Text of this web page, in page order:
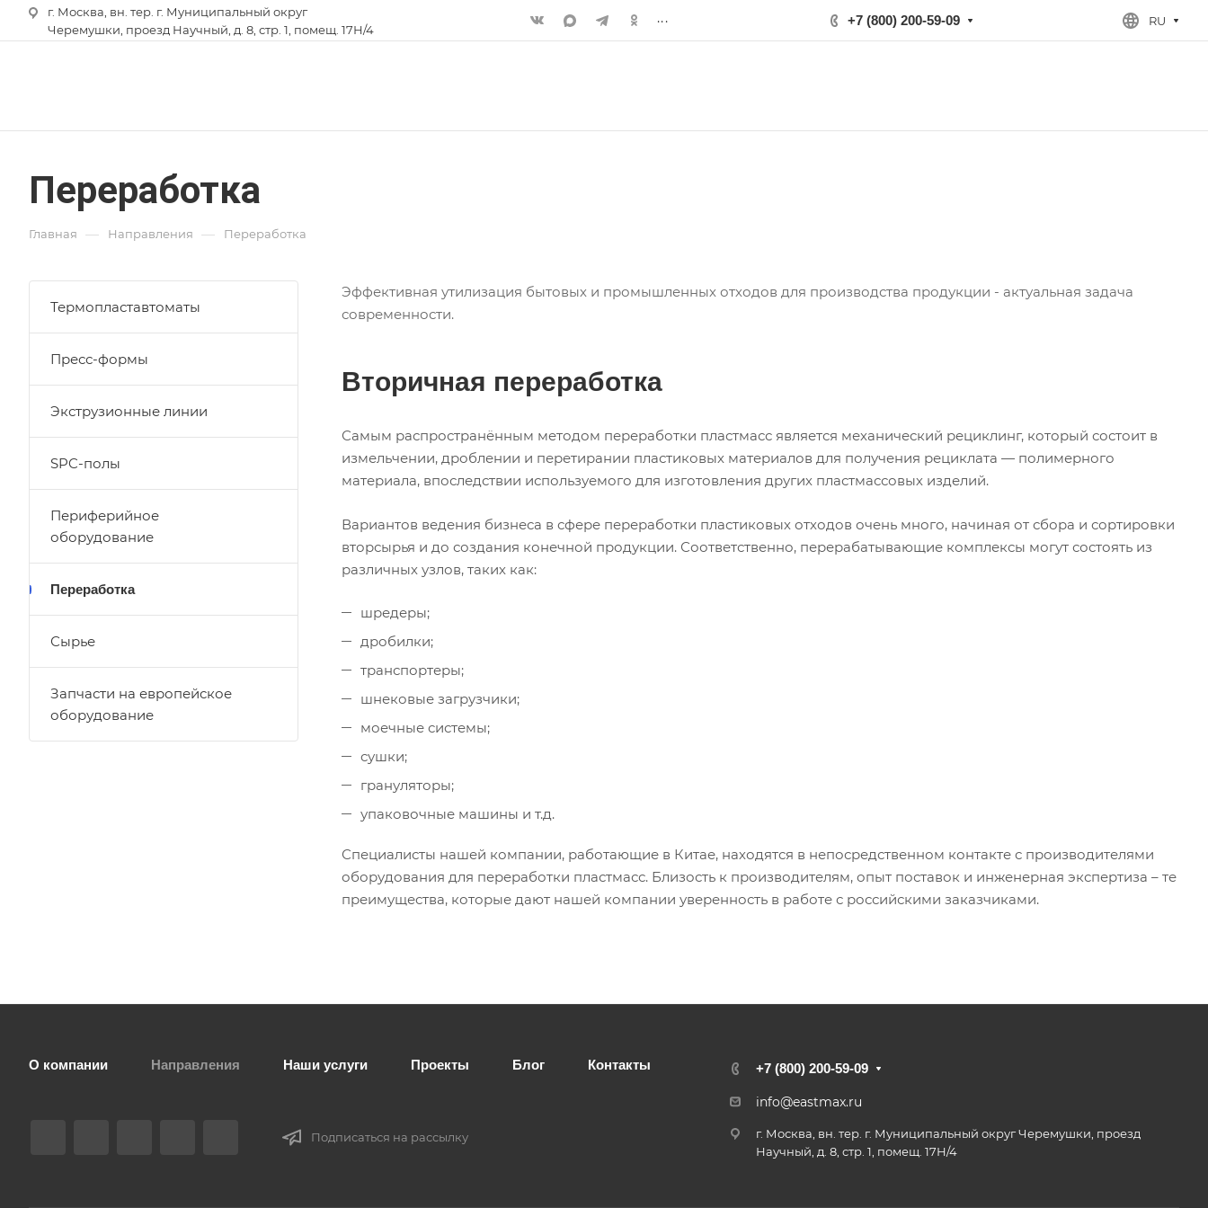
г. Москва, вн. тер. г. Муниципальный округ
Черемушки, проезд Научный, д. 8, стр. 1, помещ. 17Н/4
... +7 (800) 200-59-09 RU
Переработка
Главная — Направления — Переработка
Эффективная утилизация бытовых и промышленных отходов для производства продукции - актуальная задача
современности.
Вторичная переработка
Самым распространённым методом переработки пластмасс является механический рециклинг, который состоит в
измельчении, дроблении и перетирании пластиковых материалов для получения рециклата — полимерного
материала, впоследствии используемого для изготовления других пластмассовых изделий.
Вариантов ведения бизнеса в сфере переработки пластиковых отходов очень много, начиная от сбора и сортировки
вторсырья и до создания конечной продукции. Соответственно, перерабатывающие комплексы могут состоять из
различных узлов, таких как:
шредеры;
дробилки;
транспортеры;
шнековые загрузчики;
моечные системы;
сушки;
грануляторы;
упаковочные машины и т.д.
Специалисты нашей компании, работающие в Китае, находятся в непосредственном контакте с производителями
оборудования для переработки пластмасс. Близость к производителям, опыт поставок и инженерная экспертиза – те
преимущества, которые дают нашей компании уверенность в работе с российскими заказчиками.
Термопластавтоматы
Пресс-формы
Экструзионные линии
SPC-полы
Периферийное
оборудование
Переработка
Сырье
Запчасти на европейское
оборудование
О компании Направления Наши услуги Проекты Блог Контакты
Подписаться на рассылку
+7 (800) 200-59-09
info@eastmax.ru
г. Москва, вн. тер. г. Муниципальный округ Черемушки, проезд
Научный, д. 8, стр. 1, помещ. 17Н/4